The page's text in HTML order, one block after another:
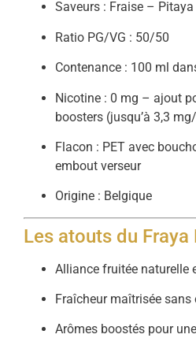
Saveurs : Fraise –
Ratio PG/VG : 50/50
Contenance : 100 ml
Nicotine : 0 mg – ajout
boosters (jusqu’à 3,3
Flacon : PET avec
embout verseur
Origine : Belgique
Les atouts du Fraya
Alliance fruitée naturelle
Fraîcheur maîtrisée sans
Arômes boostés pour